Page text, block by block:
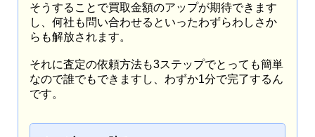
そうすることで買取金額のアップが期待できます
し、何社も問い合わせるといったわずらわしさか
らも解放されます。
それに査定の依頼方法も3ステップでとっても簡単
なので誰でもできますし、わずか1分で完了するん
です。